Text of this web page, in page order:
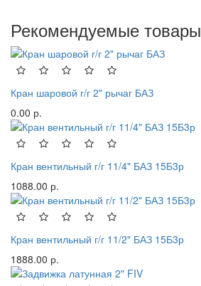
Рекомендуемые товары
Кран шаровой г/г 2" рычаг БАЗ
0.00 р.
Кран вентильный г/г 11/4" БАЗ 15Б3р
1088.00 р.
Кран вентильный г/г 11/2" БАЗ 15Б3р
1888.00 р.